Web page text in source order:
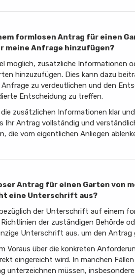
formlosen Antrag für einen
meine Anfrage hinzufügen?
möglich, zusätzliche Informationen
hinzuzufügen. Dies kann dazu
zu verdeutlichen und den
Entscheidung zu treffen.
zusätzlichen Informationen klar
Ihr Antrag vollständig und
die vom eigentlichen Anliegen
Antrag für einen Garten von
eine Unterschrift aus?
der Unterschrift auf einem
der zuständigen Behörde
Unterschrift aus, um den Antrag
Voraus über die konkreten
eingereicht wird. In manchen
unterzeichnen müssen,